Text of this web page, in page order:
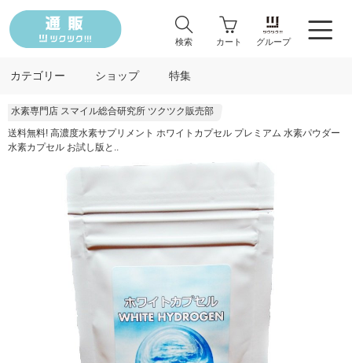
検索 カート グループ
カテゴリー ショップ 特集
水素専門店 スマイル総合研究所 ツクツク販売部
送料無料! 高濃度水素サプリメント ホワイトカプセル プレミアム 水素パウダー
水素カプセル お試し版と..